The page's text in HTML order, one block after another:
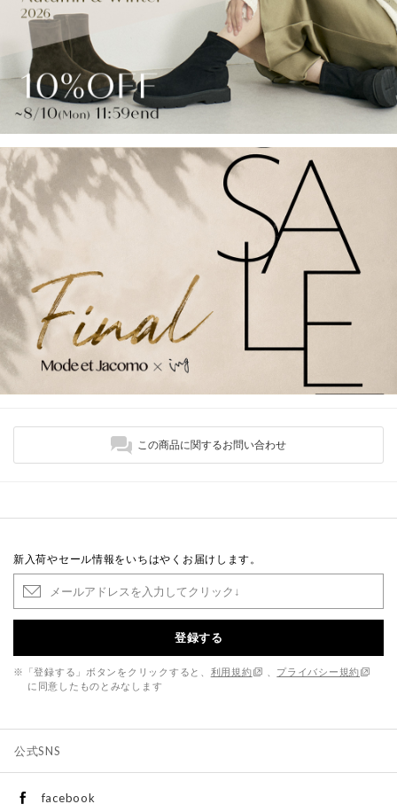
この商品に関するお問い合わせ
新入荷やセール情報をいちはやくお届けします。
登録する
※「登録する」ボタンをクリックすると、 利用規約
プライバシー規約
に同意したものとみなします
公式SNS
facebook